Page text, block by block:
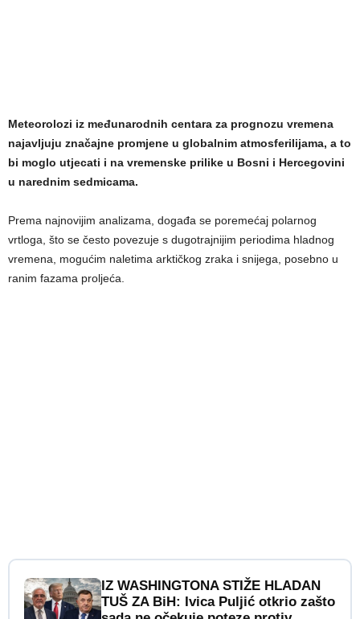
Meteorolozi iz međunarodnih centara za prognozu vremena
najavljuju značajne promjene u globalnim atmosferilijama, a to
bi moglo utjecati i na vremenske prilike u Bosni i Hercegovini
u narednim sedmicama.
Prema najnovijim analizama, događa se poremećaj polar­nog
vrtloga, što se često povezuje s dugotrajnijim periodima hladnog
vremena, mogućim naletima arktičkog zraka i snijega, posebno u
ranim fazama proljeća.
IZ WASHINGTONA STIŽE HLADAN
TUŠ ZA BiH: Ivica Puljić otkrio zašto